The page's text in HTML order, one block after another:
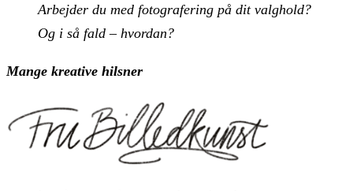
Arbejder du med fotografering på dit valghold?
Og i så fald – hvordan?
Mange kreative hilsner